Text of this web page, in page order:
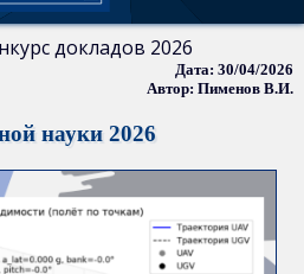
докладов 2026
Дата: 30/04/2026
Автор: Пименов В.И.
науки 2026